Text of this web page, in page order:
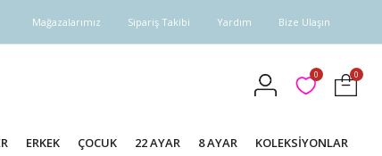
Mağazalarımız Sipariş Takibi Yardım Bize Ulaşın
0 0
ERKEK ÇOCUK 22 AYAR 8 AYAR KOLEKSİYONLAR